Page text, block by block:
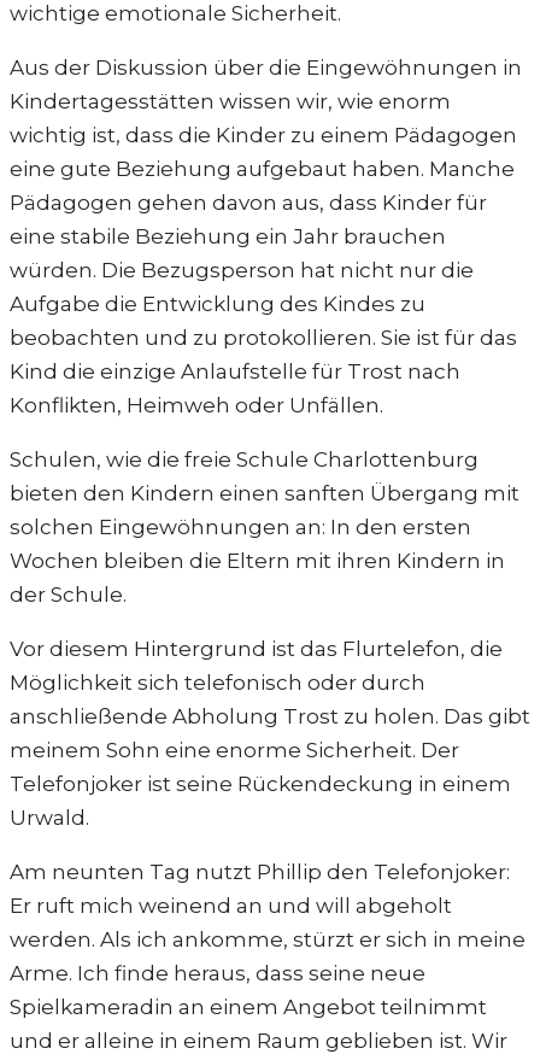
wichtige emotionale Sicherheit.
Aus der Diskussion über die Eingewöhnungen in
Kindertagesstätten wissen wir, wie enorm
wichtig ist, dass die Kinder zu einem Pädagogen
eine gute Beziehung aufgebaut haben. Manche
Pädagogen gehen davon aus, dass Kinder für
eine stabile Beziehung ein Jahr brauchen
würden. Die Bezugsperson hat nicht nur die
Aufgabe die Entwicklung des Kindes zu
beobachten und zu protokollieren. Sie ist für das
Kind die einzige Anlaufstelle für Trost nach
Konflikten, Heimweh oder Unfällen.
Schulen, wie die freie Schule Charlottenburg
bieten den Kindern einen sanften Übergang mit
solchen Eingewöhnungen an: In den ersten
Wochen bleiben die Eltern mit ihren Kindern in
der Schule.
Vor diesem Hintergrund ist das Flurtelefon, die
Möglichkeit sich telefonisch oder durch
anschließende Abholung Trost zu holen. Das gibt
meinem Sohn eine enorme Sicherheit. Der
Telefonjoker ist seine Rückendeckung in einem
Urwald.
Am neunten Tag nutzt Phillip den Telefonjoker:
Er ruft mich weinend an und will abgeholt
werden. Als ich ankomme, stürzt er sich in meine
Arme. Ich finde heraus, dass seine neue
Spielkameradin an einem Angebot teilnimmt
und er alleine in einem Raum geblieben ist. Wir